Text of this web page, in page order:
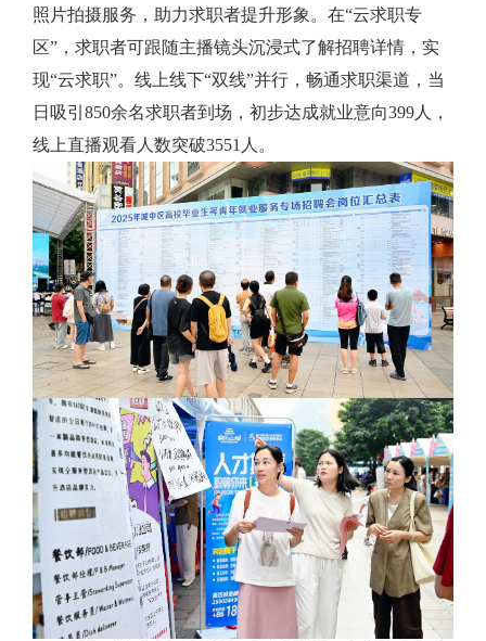
照片拍摄服务，助力求职者提升形象。在“云求职专
区”，求职者可跟随主播镜头沉浸式了解招聘详情，实
现“云求职”。线上线下“双线”并行，畅通求职渠道，当
日吸引 850余名求职者到场，初步达成就业意向399 人，
线上直播观看人数突破3551 人。